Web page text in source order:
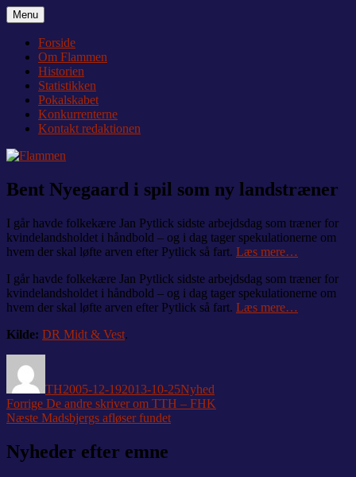
Videre
til
indhold
Flammen
Nyheder og debat om Team Tvis Holstebro
Menu
Forside
Om Flammen
Historien
Statistikken
Pokalskabet
Konkurrenterne
Kontakt redaktionen
Bent Nyegaard i spil som ny landstræner
I går havde folkekære Jan Pytlick sidste arbejdsdag som træner for
kvindelandsholdet i håndbold – og i dag tager spekulationerne om
hvem der skal løfte arven efter Pytlick så fart. Læs mere…
I går havde folkekære Jan Pytlick sidste arbejdsdag som træner for
kvindelandsholdet i håndbold – og i dag tager spekulationerne om
hvem der skal løfte arven efter Pytlick så fart. Læs mere…
Kilde: DR Midt & Vest.
TH2005-12-192013-10-25Nyhed
Indlægsnavigation
Forrige Forrige
indlæg:
De andre skriver om TTH – FHK
Næste Næste
Madsbjergs afløser fundet
Nyheder efter emne